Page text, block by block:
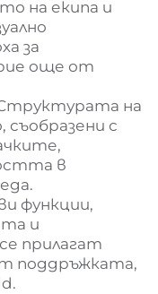
на екипа и
за
още от
на
с
в
функции,
и
прилагат
поддръжката,